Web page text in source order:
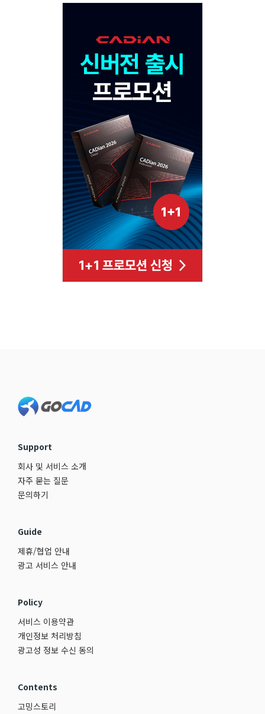
Support
회사 및 서비스 소개
자주 묻는 질문
문의하기
Guide
제휴/협업 안내
광고 서비스 안내
Policy
서비스 이용약관
개인정보 처리방침
광고성 정보 수신 동의
Contents
고밍스토리